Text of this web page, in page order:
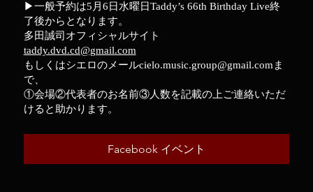
▶︎一般予約は5月6日水曜日Taddy’s 66th Birthday Live終
了後からとなります。
多田誠司オフィシャルサイト
taddy.dvd.cd@gmail.com
もしくはシエロのメールcielo.music.group@gmail.comま
で、
①会場②代表者のお名前③人数を記載の上ご連絡いただ
けると助かります。
Facebook イベント